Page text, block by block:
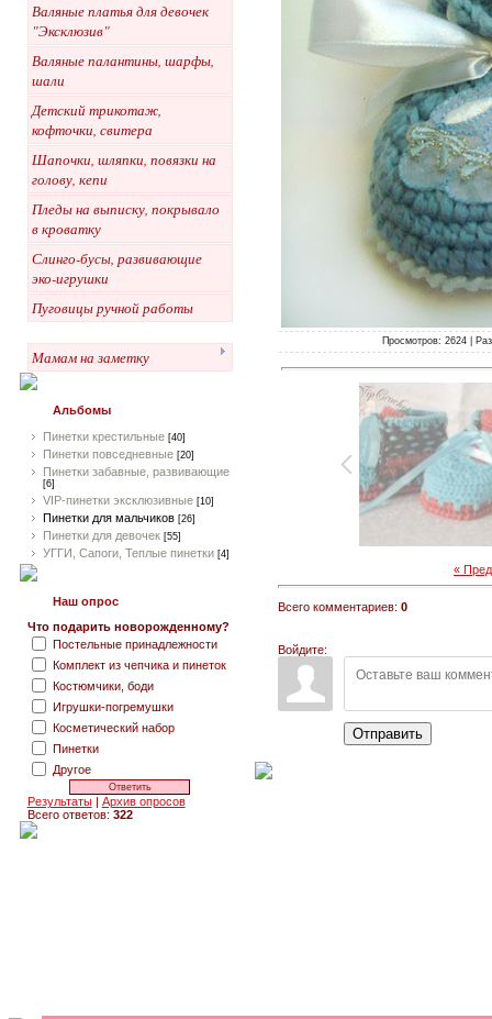
Валяные платья для девочек
"Эксклюзив"
Валяные палантины, шарфы,
шали
Детский трикотаж,
кофточки, свитера
Шапочки, шляпки, повязки на
голову, кепи
Пледы на выписку, покрывало
в кроватку
Слинго-бусы, развивающие
эко-игрушки
Пуговицы ручной работы
Мамам на заметку
Альбомы
Пинетки крестильные [40]
Пинетки повседневные [20]
Пинетки забавные, развивающие
[6]
VIP-пинетки эксклюзивные [10]
Пинетки для мальчиков [26]
Пинетки для девочек [55]
УГГИ, Сапоги, Теплые пинетки [4]
Наш опрос
Что подарить новорожденному?
Постельные принадлежности
Комплект из чепчика и пинеток
Костюмчики, боди
Игрушки-погремушки
Косметический набор
Пинетки
Другое
Результаты| Архив опросов
Всего ответов: 322
Просмотров: 2624 |
«
Всего комментариев: 0
Войдите:
Отправить